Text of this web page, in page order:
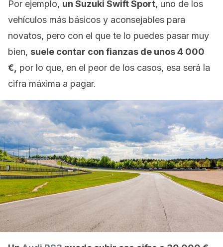
Por ejemplo, un Suzuki Swift Sport, uno de los
vehículos más básicos y aconsejables para
novatos, pero con el que te lo puedes pasar muy
bien, suele contar con fianzas de unos 4 000
€,
por lo que, en el peor de los casos, esa será la
cifra máxima a pagar.